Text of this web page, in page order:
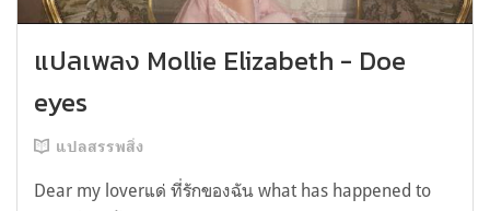
แปลเพลง Mollie Elizabeth - Doe
eyes
แปลสรรพสิ่ง
Dear my loverแด่ ที่รักของฉัน what has happened to